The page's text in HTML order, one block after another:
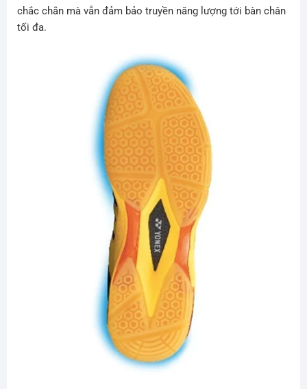
chắc chắn mà vẫn đảm bảo truyền năng lượng tới bàn chân
tối đa.